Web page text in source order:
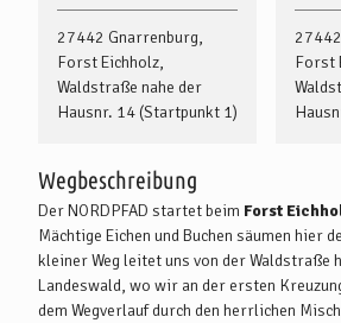
Wegbeschreibung
Der NORDPFAD startet beim Forst
Mächtige Eichen und Buchen säumen hier
kleiner Weg leitet uns von der Waldstraße
Landeswald, wo wir an der ersten
dem Wegverlauf durch den herrlichen
27442 Gnarrenburg,
Forst Eichholz,
Waldstraße nahe der
Hausnr. 14 (Startpunkt 1)
Forst